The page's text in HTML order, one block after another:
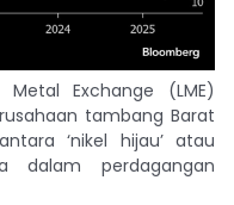
Exchange (LME)
tambang Barat
‘nikel hijau’ atau
dalam perdagangan